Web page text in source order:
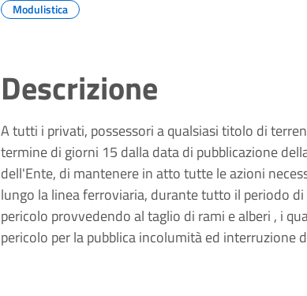
Modulistica
Descrizione
A tutti i privati, possessori a qualsiasi titolo di
termine di giorni 15 dalla data di pubblicazione
dell'Ente, di mantenere in atto tutte le azioni
lungo la linea ferroviaria, durante tutto il periodo
pericolo provvedendo al taglio di rami e alberi , i
pericolo per la pubblica incolumità ed interruzione